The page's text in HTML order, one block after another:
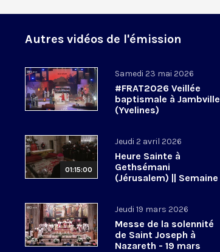
Autres vidéos de l'émission
Samedi 23 mai 2026
#FRAT2026 Veillée
baptismale à Jambville
(Yvelines)
01:15:00
Jeudi 2 avril 2026
Heure Sainte à
Gethsémani
(Jérusalem) || Semaine
Jeudi 19 mars 2026
Messe de la solennité
de Saint Joseph à
Nazareth - 19 mars